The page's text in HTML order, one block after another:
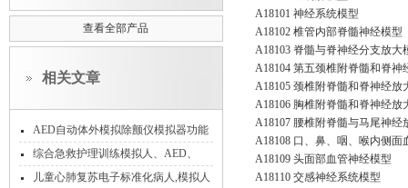
A18101 神经系统模型
A18102 椎管内部脊髓神经模型
A18103 脊髓与脊神经分支放大
A18104 第五颈椎附脊髓和脊神
A18105 颈椎附脊髓和脊神经放
A18106 胸椎附脊髓和脊神经放
A18107 腰椎附脊髓与马尾神经
A18108 口、鼻、咽、喉内侧面
A18109 头面部血管神经模型
A18110 交感神经系统模型
查看全部产品
相关文章
AED自动体外模拟除颤仪模拟器功能
和使用
综合急救护理训练模拟人、AED、
CPR、护理、创伤
儿童心肺复苏电子标准化病人,模拟人